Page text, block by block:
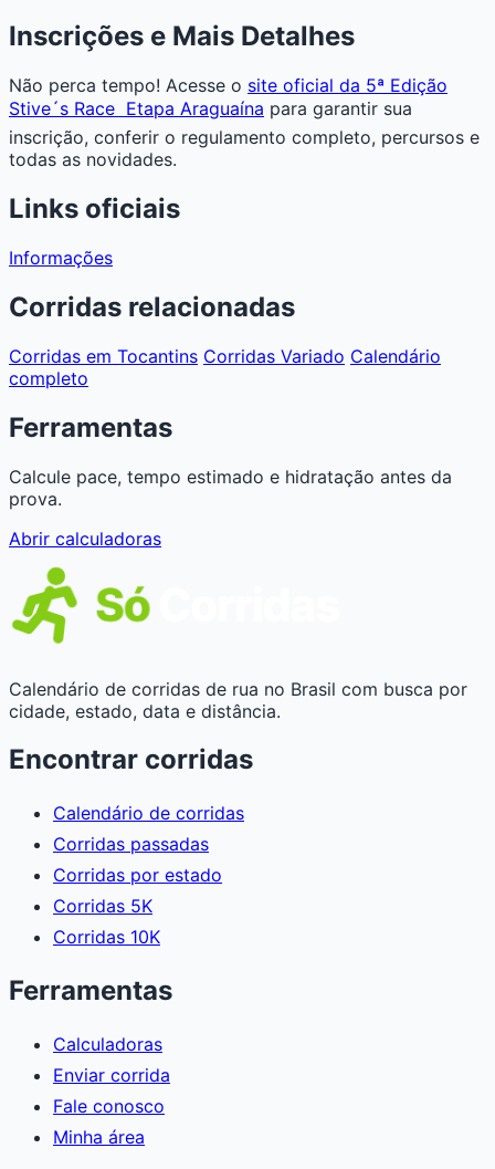
Inscrições e Mais Detalhes
Não perca tempo! Acesse o site oficial da 5ª Edição
Stive´s Race  Etapa Araguaína para garantir sua
inscrição, conferir o regulamento completo, percursos e
todas as novidades.
Links oficiais
Informações
Corridas relacionadas
Corridas em Tocantins Corridas Variado Calendário
completo
Ferramentas
Calcule pace, tempo estimado e hidratação antes da
prova.
Abrir calculadoras
Calendário de corridas de rua no Brasil com busca por
cidade, estado, data e distância.
Encontrar corridas
Calendário de corridas
Corridas passadas
Corridas por estado
Corridas 5K
Corridas 10K
Ferramentas
Calculadoras
Enviar corrida
Fale conosco
Minha área